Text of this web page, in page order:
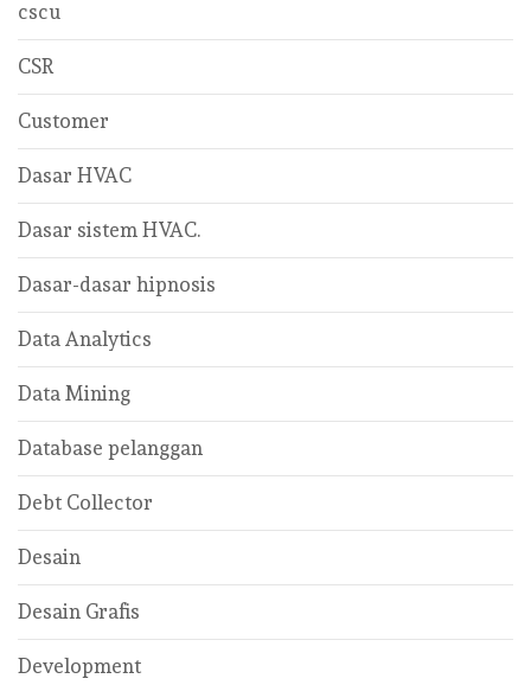
cscu
CSR
Customer
Dasar HVAC
Dasar sistem HVAC.
Dasar-dasar hipnosis
Data Analytics
Data Mining
Database pelanggan
Debt Collector
Desain
Desain Grafis
Development